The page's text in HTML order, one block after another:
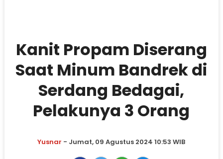
Kanit Propam Diserang
Saat Minum Bandrek di
Serdang Bedagai,
Pelakunya 3 Orang
Yusnar - Jumat, 09 Agustus 2024 10:53 WIB